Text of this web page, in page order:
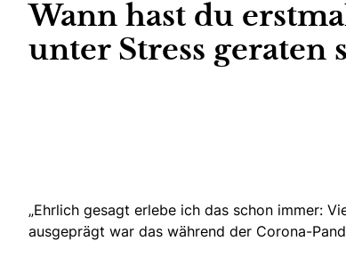
Wann hast du
unter Stress geraten
„Ehrlich gesagt erlebe ich das schon immer:
ausgeprägt war das während der Corona-